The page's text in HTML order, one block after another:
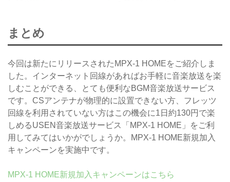
まとめ
今回は新たにリリースされたMPX-1 HOMEをご紹介しま
した。インターネット回線があればお手軽に音楽放送を楽
しむことができる、とても便利なBGM音楽放送サービス
です。CSアンテナが物理的に設置できない方、フレッツ
回線を利用されていない方はこの機会に1日約130円で楽
しめるUSEN音楽放送サービス「MPX-1 HOME」をご利
用してみてはいかがでしょうか。MPX-1 HOME新規加入
キャンペーンを実施中です。
MPX-1 HOME新規加入キャンペーンはこちら